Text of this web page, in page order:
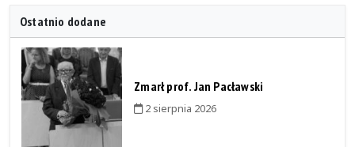
Ostatnio dodane
Zmarł prof. Jan Pacławski
2 sierpnia 2026